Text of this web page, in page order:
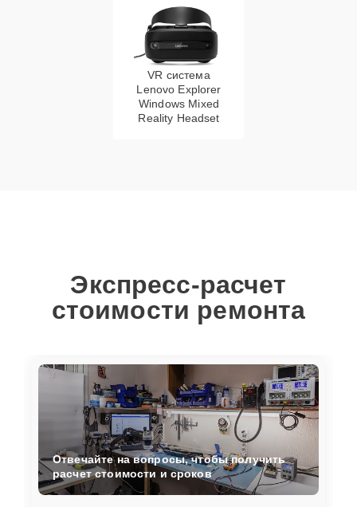
VR система
Lenovo Explorer
Windows Mixed
Reality Headset
Экспресс-расчет
стоимости ремонта
Отвечайте на вопросы, чтобы получить
расчет стоимости и сроков